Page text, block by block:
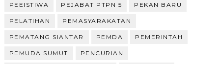
PEEISTIWA PEJABAT PTPN 5 PEKAN BARU
PELATIHAN PEMASYARAKATAN
PEMATANG SIANTAR PEMDA PEMERINTAH
PEMUDA SUMUT PENCURIAN